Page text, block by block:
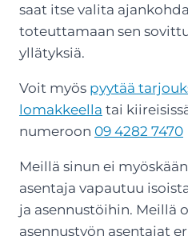
saat itse valita
toteuttamaan sen
yllätyksiä.
Voit myös pyytää
lomakkeella tai
numeroon 09 4282 7470
Meillä sinun ei
asentaja vapautuu
ja asennustöihin. Meillä
asennustyön asentajat